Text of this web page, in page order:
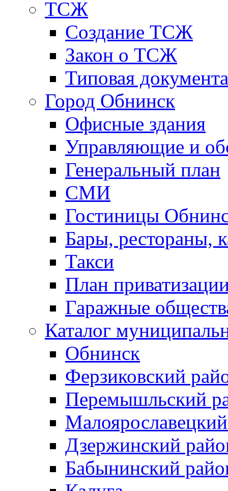
ТСЖ
Создание ТСЖ
Закон о ТСЖ
Типовая
Город Обнинск
Офисные здания
Управляющие и
Генеральный план
СМИ
Гостиницы
Бары, рестораны,
Такси
План
Гаражные
Каталог
Обнинск
Ферзиковский
Перемышльский
Дзержинский
Бабынинский